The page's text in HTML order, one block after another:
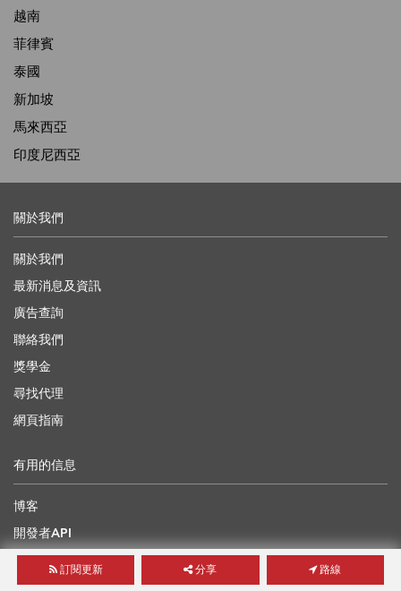
訂閱更新 分享 路線
越南
菲律賓
泰國
新加坡
馬來西亞
印度尼西亞
關於我們
關於我們
最新消息及資訊
廣告查詢
聯絡我們
獎學金
尋找代理
網頁指南
有用的信息
博客
開發者API
海外樓盤
地產界專家前景論壇